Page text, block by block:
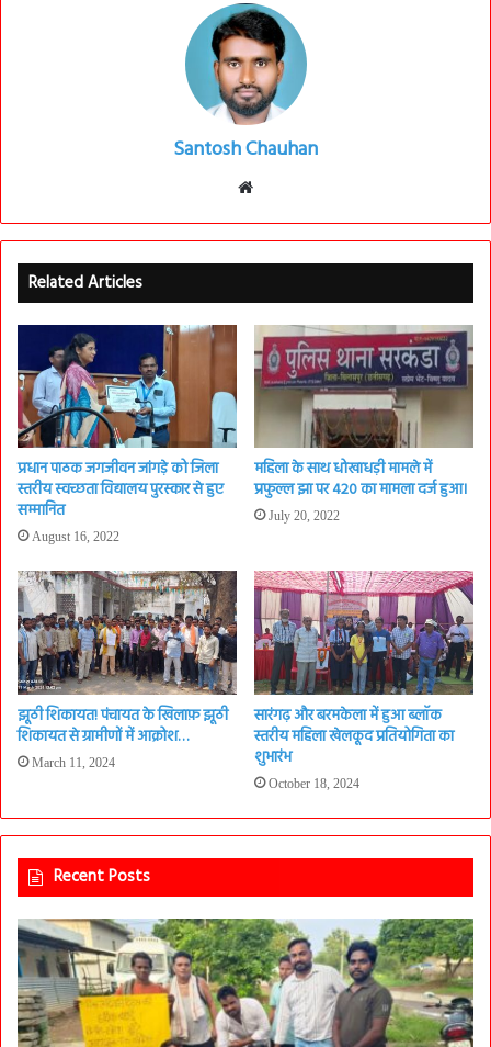
Santosh Chauhan
Related Articles
प्रधान पाठक जगजीवन जांगड़े को जिला
स्तरीय स्वच्छता विद्यालय पुरस्कार से हुए
सम्मानित
August 16, 2022
महिला के साथ धोखाधड़ी मामले में
प्रफुल्ल झा पर 420 का मामला दर्ज हुआ।
July 20, 2022
झूठी शिकायत! पंचायत के खिलाफ़ झूठी
शिकायत से ग्रामीणों में आक्रोश…
March 11, 2024
सारंगढ़ और बरमकेला में हुआ ब्लॉक
स्तरीय महिला खेलकूद प्रतियोगिता का
शुभारंभ
October 18, 2024
Recent Posts